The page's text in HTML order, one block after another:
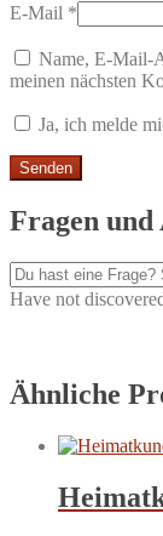
E-Mail *
Name, E-Mail-
meinen nächsten
Ja, ich melde
Fragen
Have not
Ähnliche